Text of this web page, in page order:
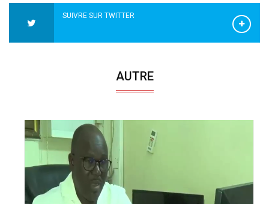
SUIVRE SUR TWITTER
AUTRE